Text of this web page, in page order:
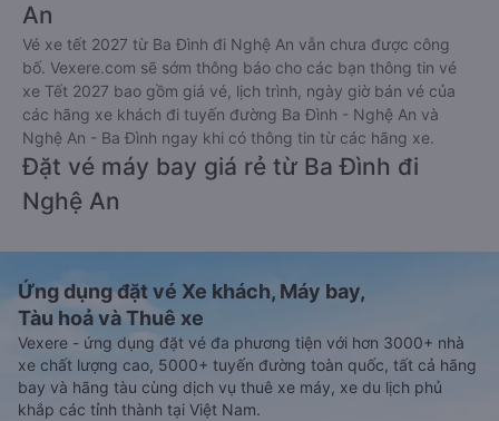
An
Vé xe tết 2027 từ Ba Đình đi Nghệ An vẫn chưa được công
bố. Vexere.com sẽ sớm thông báo cho các bạn thông tin vé
xe Tết 2027 bao gồm giá vé, lịch trình, ngày giờ bán vé của
các hãng xe khách đi tuyến đường Ba Đình - Nghệ An và
Nghệ An - Ba Đình ngay khi có thông tin từ các hãng xe.
Đặt vé máy bay giá rẻ từ Ba Đình đi
Nghệ An
Ứng dụng đặt vé Xe khách, Máy bay,
Tàu hoả và Thuê xe
Vexere - ứng dụng đặt vé đa phương tiện với hơn 3000+ nhà
xe chất lượng cao, 5000+ tuyến đường toàn quốc, tất cả hãng
bay và hãng tàu cùng dịch vụ thuê xe máy, xe du lịch phủ
khắp các tỉnh thành tại Việt Nam.